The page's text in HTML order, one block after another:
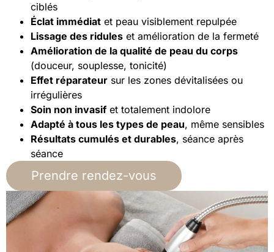
ciblés
Éclat immédiat et peau visiblement repulpée
Lissage des ridules et amélioration de la fermeté
Amélioration de la qualité de peau du corps
(douceur, souplesse, tonicité)
Effet réparateur sur les zones dévitalisées ou
irrégulières
Soin non invasifet totalement indolore
Adapté à tous les types de peau, même sensibles
Résultats cumulés et durables, séance après
séance
Prendre rendez-vous